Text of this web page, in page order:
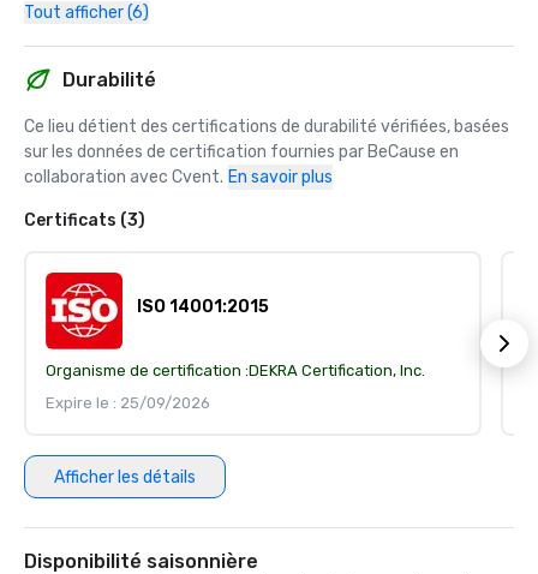
Tout afficher (6)
Durabilité
Ce lieu détient des certifications de durabilité vérifiées, basées
sur les données de certification fournies par BeCause en
collaboration avec Cvent. En savoir plus
Certificats (3)
ISO 14001:2015
Organisme de certification :DEKRA Certification, Inc.
Expire le : 25/09/2026
Afficher les détails
Disponibilité saisonnière